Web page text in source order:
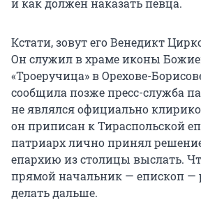
Кстати, зовут его Венедикт
Он служил в храме иконы
«Троеручица» в Орехове-
сообщила позже пресс-служба
не являлся официально
он приписан к Тираспольской
патриарх лично принял решение
епархию из столицы выслать.
прямой начальник — епископ —
делать дальше.